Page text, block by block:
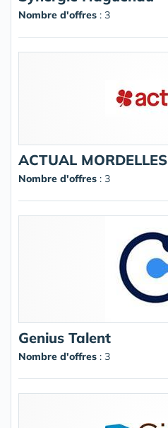
Nombre d'offres : 3
ACTUAL MORDELLES
Nombre d'offres : 3
Genius Talent
Nombre d'offres : 3